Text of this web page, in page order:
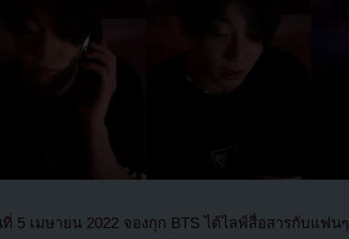
ที่ 5 เมษายน 2022 จองกุก BTS ได้ไลฟ์สื่อสารกับแฟนๆ